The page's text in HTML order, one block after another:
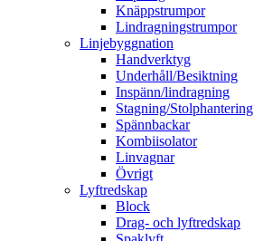
Knäppstrumpor
Lindragningstrumpor
Linjebyggnation
Handverktyg
Underhåll/Besiktning
Inspänn/lindragning
Stagning/Stolphantering
Spännbackar
Kombiisolator
Linvagnar
Övrigt
Lyftredskap
Block
Drag- och lyftredskap